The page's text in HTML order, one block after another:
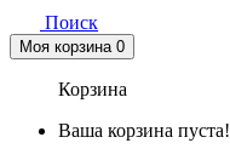
Поиск
Моя корзина 0
Корзина
Ваша корзина пуста!